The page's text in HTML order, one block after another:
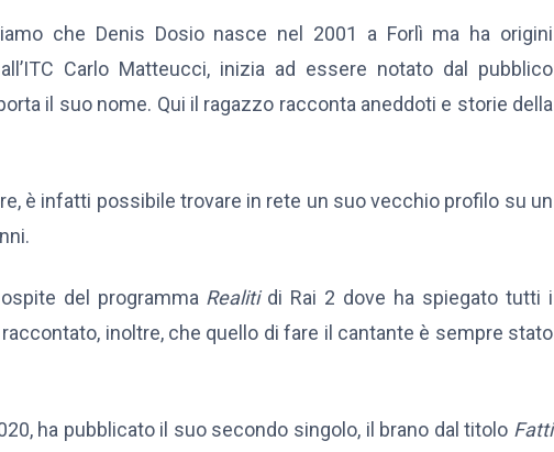
che Denis Dosio nasce nel 2001 a Forlì ma ha origini
Carlo Matteucci, inizia ad essere notato dal pubblico
il suo nome. Qui il ragazzo racconta aneddoti e storie della
è infatti possibile trovare in rete un suo vecchio profilo su un
del programma Realitidi Rai 2 dove ha spiegato tutti i
inoltre, che quello di fare il cantante è sempre stato
ha pubblicato il suo secondo singolo, il brano dal titolo Fatti